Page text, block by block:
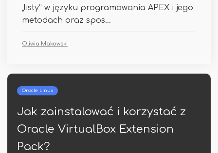
„listy” w języku programowania APEX i jego
metodach oraz spos...
Oliwia Makowski
Pyton
Numpy Save Dict
Albert Szcześniak